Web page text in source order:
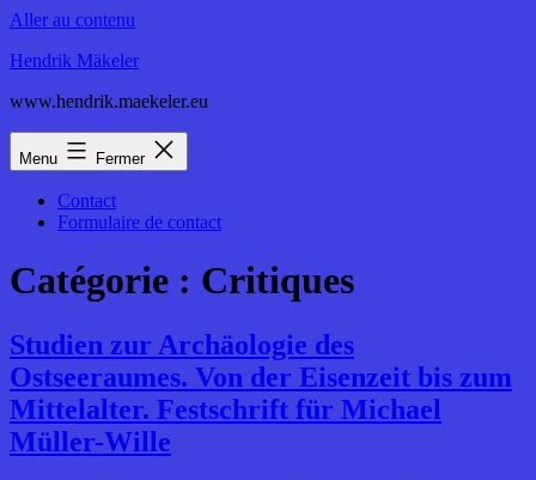
Aller au contenu
Hendrik Mäkeler
www.hendrik.maekeler.eu
Menu Fermer
Contact
Formulaire de contact
Catégorie : Critiques
Studien zur Archäologie des
Ostseeraumes. Von der Eisenzeit bis zum
Mittelalter. Festschrift für Michael
Müller-Wille